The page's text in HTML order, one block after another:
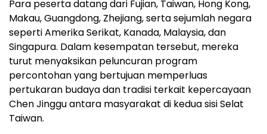
Para peserta datang dari Fujian, Taiwan, Hong Kong,
Makau, Guangdong, Zhejiang, serta sejumlah negara
seperti Amerika Serikat, Kanada, Malaysia, dan
Singapura. Dalam kesempatan tersebut, mereka
turut menyaksikan peluncuran program
percontohan yang bertujuan memperluas
pertukaran budaya dan tradisi terkait kepercayaan
Chen Jinggu antara masyarakat di kedua sisi Selat
Taiwan.